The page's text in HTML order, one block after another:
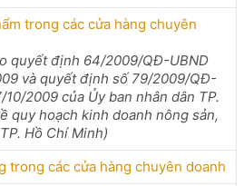
trong các cửa hàng chuyên
quyết định 64/2009/QĐ-UBND
và quyết định số 79/2009/QĐ-
10/2009 của Ủy ban nhân dân TP.
quy hoạch kinh doanh nông sản,
Hồ Chí Minh)
trong các cửa hàng chuyên doanh